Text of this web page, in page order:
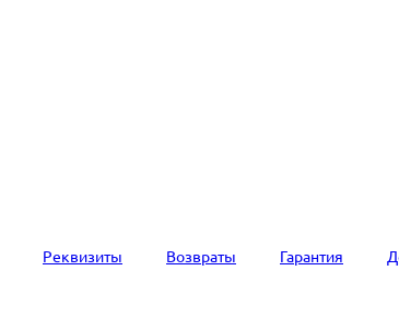
Реквизиты Возвраты Гарантия